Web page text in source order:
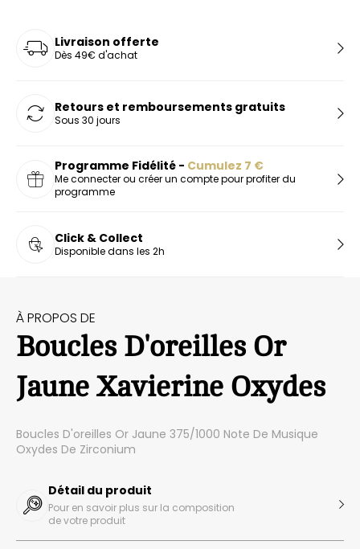
Livraison offerte
Dès 49€ d'achat
Retours et remboursements gratuits
Sous 30 jours
Programme Fidélité - Cumulez 7 €
Me connecter ou créer un compte pour profiter du
programme
Click & Collect
Disponible dans les 2h
À PROPOS DE
Boucles D'oreilles Or
Jaune Xavierine Oxydes
Boucles D'oreilles Or Jaune 375/1000 Note De Musique
Oxydes De Zirconium
Détail du produit
Pour en savoir plus sur la composition
de votre produit